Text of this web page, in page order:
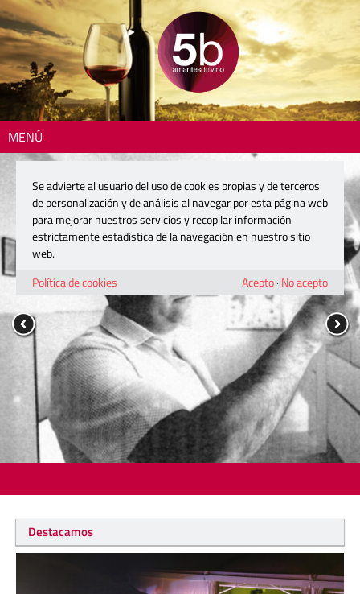
MENÚ
Destacamos
Se advierte al usuario del uso de cookies propias y de terceros
de personalización y de análisis al navegar por esta página web
para mejorar nuestros servicios y recopilar información
estrictamente estadística de la navegación en nuestro sitio
web.
Política de cookies
Acepto· No acepto